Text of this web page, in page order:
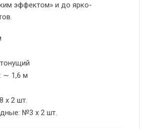
эффектом» и до ярко-
∼ 1,6 м
х 2 шт.
№3 х 2 шт.